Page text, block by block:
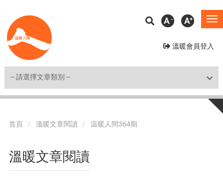
至
主
溫暖會員登入
A A
Shortcut
首頁 溫暖文章閱讀 温暖人間364期
溫暖文章閱讀